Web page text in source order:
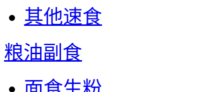
其他速食
粮油副食